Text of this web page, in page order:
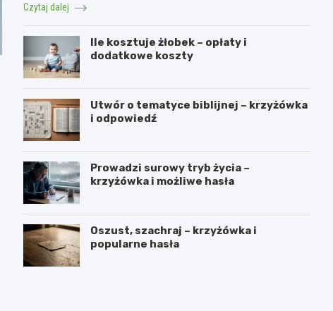
Czytaj dalej
Ile kosztuje żłobek – opłaty i
dodatkowe koszty
Utwór o tematyce biblijnej – krzyżówka
i odpowiedź
Prowadzi surowy tryb życia –
krzyżówka i możliwe hasła
Oszust, szachraj – krzyżówka i
popularne hasła